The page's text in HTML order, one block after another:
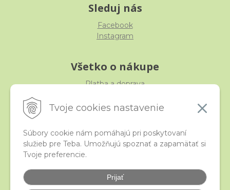
Tvoje cookies nastavenie
Súbory cookie nám pomáhajú pri poskytovaní
služieb pre Teba. Umožňujú spoznať a zapamätať si
Tvoje preferencie.
Prijať
Sleduj nás
Facebook
Instagram
Všetko o nákupe
Platba a doprava
Obchodné podmienky
iStraka
Veľkoobchod
Najčastejšie otázky